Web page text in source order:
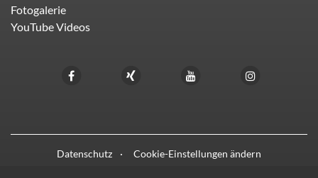
Fotogalerie
YouTube Videos
Datenschutz Cookie-Einstellungen ändern